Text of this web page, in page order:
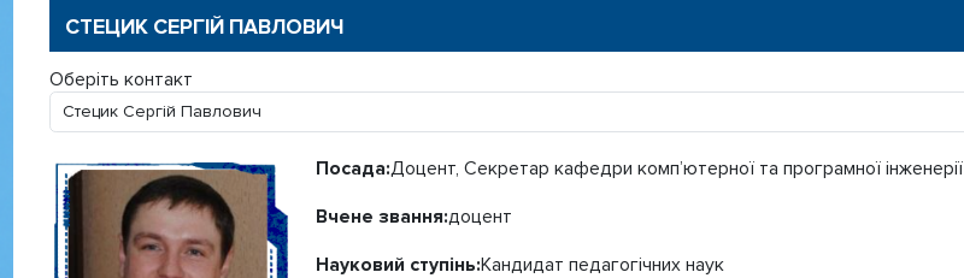
СТЕЦИК СЕРГІЙ ПАВЛОВИЧ
Оберіть контакт
Посада:Доцент, Секретар кафедри комп’ютерної та програмної інженерії
Вчене звання:доцент
Науковий ступінь:Кандидат педагогічних наук